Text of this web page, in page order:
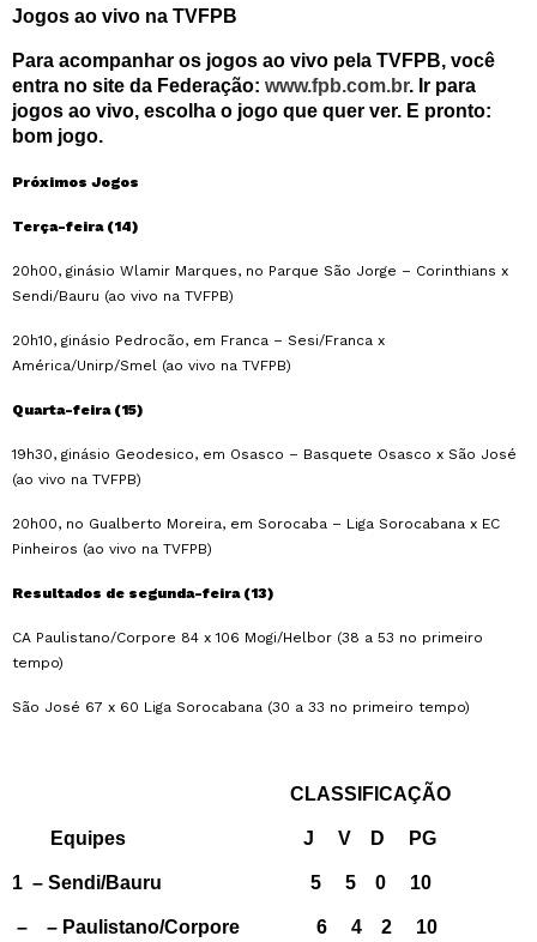
Jogos ao vivo na TVFPB
Para acompanhar os jogos ao vivo pela TVFPB, você
entra no site da Federação: www.fpb.com.br. Ir para
jogos ao vivo, escolha o jogo que quer ver. E pronto:
bom jogo.
Próximos Jogos
Terça-feira (14)
20h00, ginásio Wlamir Marques, no Parque São Jorge – Corinthians x
Sendi/Bauru (ao vivo na TVFPB)
20h10, ginásio Pedrocão, em Franca – Sesi/Franca x
América/Unirp/Smel (ao vivo na TVFPB)
Quarta-feira (15)
19h30, ginásio Geodesico, em Osasco – Basquete Osasco x São José
(ao vivo na TVFPB)
20h00, no Gualberto Moreira, em Sorocaba – Liga Sorocabana x EC
Pinheiros (ao vivo na TVFPB)
Resultados de segunda-feira (13)
CA Paulistano/Corpore 84 x 106 Mogi/Helbor (38 a 53 no primeiro
tempo)
São José 67 x 60 Liga Sorocabana (30 a 33 no primeiro tempo)
CLASSIFICAÇÃO
Equipes J V D PG
1 – Sendi/Bauru 5 5 0 10
– – Paulistano/Corpore 6 4 2 10